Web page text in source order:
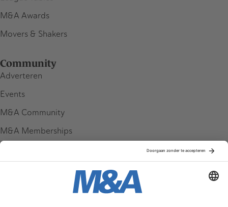
M&A Awards
Movers & Shakers
Community
Adverteren
Events
M&A Community
M&A Memberships